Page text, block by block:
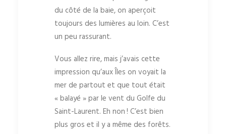
du côté de la baie, on aperçoit
toujours des lumières au loin. C’est
un peu rassurant.
Vous allez rire, mais j’avais cette
impression qu’aux Îles on voyait la
mer de partout et que tout était
« balayé » par le vent du Golfe du
Saint-Laurent. Eh non ! C’est bien
plus gros et il y a même des forêts.